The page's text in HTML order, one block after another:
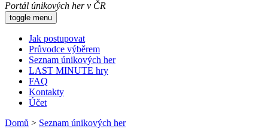
Portál únikových her v ČR
toggle menu
Jak postupovat
Průvodce výběrem
Seznam únikových her
LAST MINUTE hry
FAQ
Kontakty
Účet
Domů > Seznam únikových her